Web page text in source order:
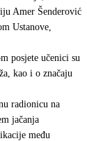
Amer Šenderović
Ustanove,
posjete učenici su
kao i o značaju
radionicu na
jačanja
među